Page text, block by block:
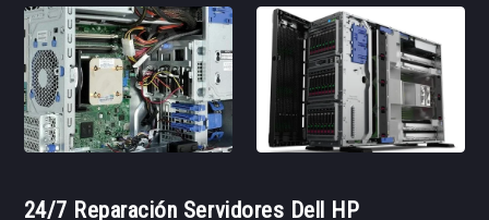
24/7 Reparación Servidores Dell HP